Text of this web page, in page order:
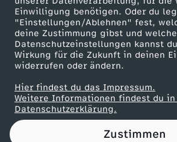
Einwilligung benötigen. Oder du
"Einstellungen/Ablehnen" fest,
deine Zustimmung gibst und
Datenschutzeinstellungen kannst
Wirkung für die Zukunft in deinen
widerrufen oder ändern.
Hier findest du das Impressum.
Weitere Informationen findest du
Datenschutzerklärung.
Zustimmen
t
e
r
v
e
Mainzelmännchen
Partner